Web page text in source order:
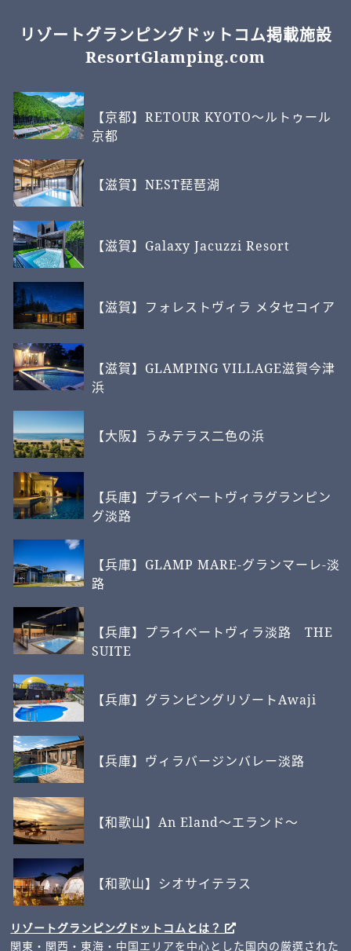
リゾートグランピングドットコム掲載施設
ResortGlamping.com
【京都】RETOUR KYOTO～ルトゥール
京都
【滋賀】NEST琵琶湖
【滋賀】Galaxy Jacuzzi Resort
【滋賀】フォレストヴィラ メタセコイア
【滋賀】GLAMPING VILLAGE滋賀今津
浜
【大阪】うみテラス二色の浜
【兵庫】プライベートヴィラグランピン
グ淡路
【兵庫】GLAMP MARE-グランマーレ-淡
路
【兵庫】プライベートヴィラ淡路 THE
SUITE
【兵庫】グランピングリゾートAwaji
【兵庫】ヴィラバージンバレー淡路
【和歌山】An Eland～エランド～
【和歌山】シオサイテラス
リゾートグランピングドットコムとは？
関東・関西・東海・中国エリアを中心とした国内の厳選された